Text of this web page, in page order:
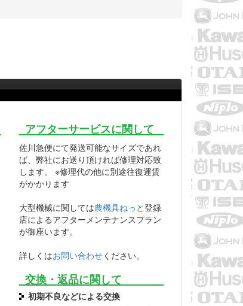
アフターサービスに関して
佐川急便にて発送可能なサイズであれ
ば、弊社にお送り頂ければ修理対応致
します。 ※修理代の他に別途往復運賃
がかかります
大型機械に関しては農機具ねっと登録
店によるアフターメンテナンスプラン
が御座います。
詳しくはお問い合わせください。
交換・返品に関して
初期不良などによる交換